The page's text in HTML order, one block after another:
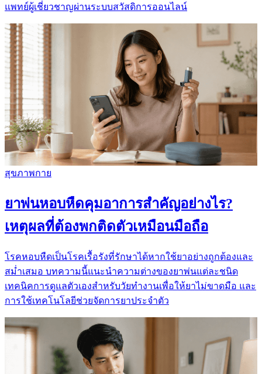
แพทย์ผู้เชี่ยวชาญผ่านระบบสวัสดิการออนไลน์
สุขภาพกาย
ยาพ่นหอบหืดคุมอาการสำคัญอย่างไร?
เหตุผลที่ต้องพกติดตัวเหมือนมือถือ
โรคหอบหืดเป็นโรคเรื้อรังที่รักษาได้หากใช้ยาอย่างถูกต้องและ
สม่ำเสมอ บทความนี้แนะนำความต่างของยาพ่นแต่ละชนิด
เทคนิคการดูแลตัวเองสำหรับวัยทำงานเพื่อให้ยาไม่ขาดมือ และ
การใช้เทคโนโลยีช่วยจัดการยาประจำตัว